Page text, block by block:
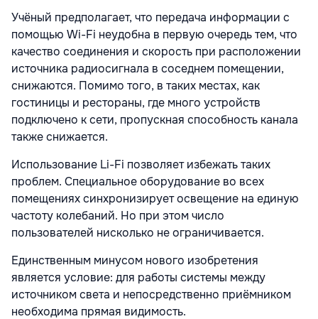
Учёный предполагает, что передача информации с
помощью Wi-Fi неудобна в первую очередь тем, что
качество соединения и скорость при расположении
источника радиосигнала в соседнем помещении,
снижаются. Помимо того, в таких местах, как
гостиницы и рестораны, где много устройств
подключено к сети, пропускная способность канала
также снижается.
Использование Li-Fi позволяет избежать таких
проблем. Специальное оборудование во всех
помещениях синхронизирует освещение на единую
частоту колебаний. Но при этом число
пользователей нисколько не ограничивается.
Единственным минусом нового изобретения
является условие: для работы системы между
источником света и непосредственно приёмником
необходима прямая видимость.